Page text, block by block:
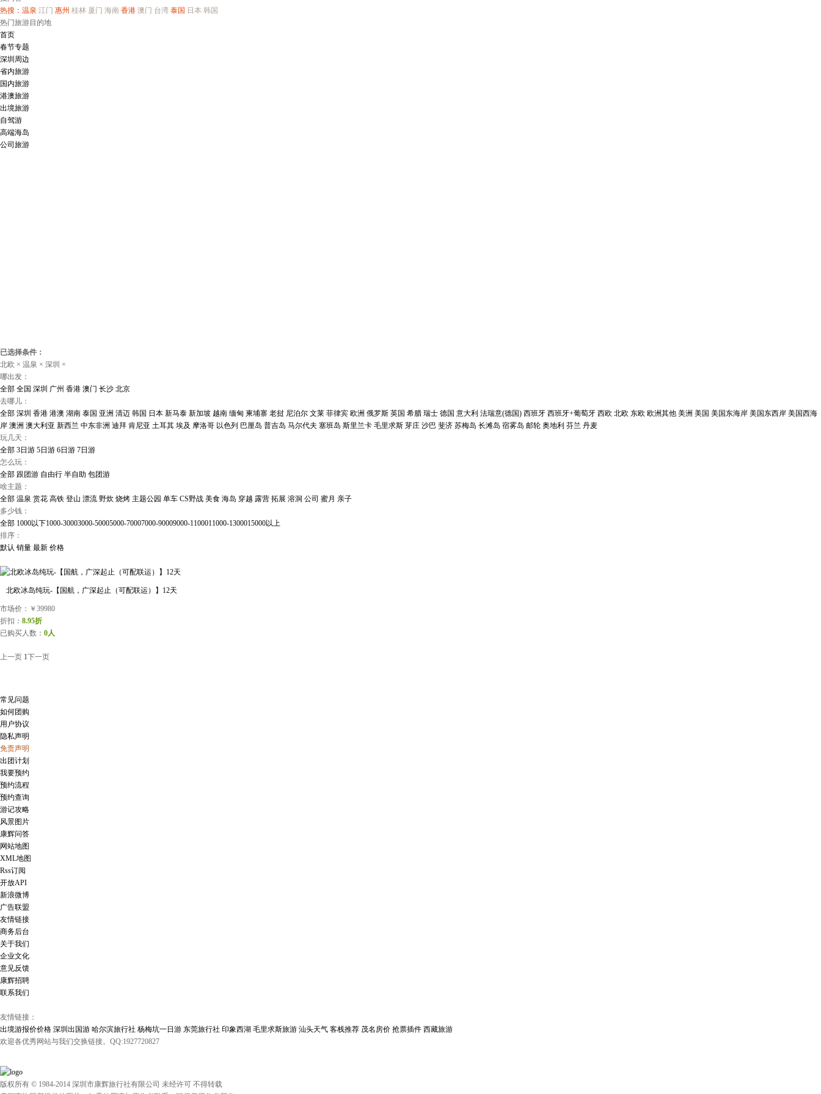
热搜： 温泉 江门 惠州 桂林 厦门 海南 香港 澳门 台湾 泰国 日本 韩国
热门旅游目的地
首页
春节专题
深圳周边
省内旅游
国内旅游
港澳旅游
出境旅游
自驾游
高端海岛
公司旅游
已选择条件：
北欧 × 温泉 × 深圳 ×
哪出发：
全部 全国 深圳 广州 香港 澳门 长沙 北京
去哪儿：
全部 深圳 香港 港澳 湖南 泰国 亚洲 清迈 韩国 日本 新马泰 新加坡 越南 缅甸 柬埔寨 老挝 尼泊尔 文莱 菲律宾 欧洲 俄罗斯 英国 希腊 瑞士 德国 意大利 法瑞意(德国) 西班牙 西班牙+葡萄牙 西欧 北欧 东欧 欧洲其他 美洲 美国 美国东海岸 美国东西岸 美国西海
岸 澳洲 澳大利亚 新西兰 中东非洲 迪拜 肯尼亚 土耳其 埃及 摩洛哥 以色列 巴厘岛 普吉岛 马尔代夫 塞班岛 斯里兰卡 毛里求斯 芽庄 沙巴 斐济 苏梅岛 长滩岛 宿雾岛 邮轮 奥地利 芬兰 丹麦
玩几天：
全部 3日游 5日游 6日游 7日游
怎么玩：
全部 跟团游 自由行 半自助 包团游
啥主题：
全部 温泉 赏花 高铁 登山 漂流 野炊 烧烤 主题公园 单车 CS野战 美食 海岛 穿越 露营 拓展 溶洞 公司 蜜月 亲子
多少钱：
全部 1000以下1000-30003000-50005000-70007000-90009000-1100011000-1300015000以上
排序：
默认 销量 最新 价格
北欧冰岛纯玩-【国航，广深起止（可配联运）】12天
市场价： ￥39980
折扣： 8.95折
已购买人数： 0人
上一页 1下一页
常见问题
如何团购
用户协议
隐私声明
免责声明
出团计划
我要预约
预约流程
预约查询
游记攻略
风景图片
康辉问答
网站地图
XML地图
Rss订阅
开放API
新浪微博
广告联盟
友情链接
商务后台
关于我们
企业文化
意见反馈
康辉招聘
联系我们
友情链接：
出境游报价价格 深圳出国游 哈尔滨旅行社 杨梅坑一日游 东莞旅行社 印象西湖 毛里求斯旅游 汕头天气 客栈推荐 茂名房价 抢票插件 西藏旅游
欢迎各优秀网站与我们交换链接。QQ:1927720827
版权所有 © 1984-2014 深圳市康辉旅行社有限公司 未经许可 不得转载